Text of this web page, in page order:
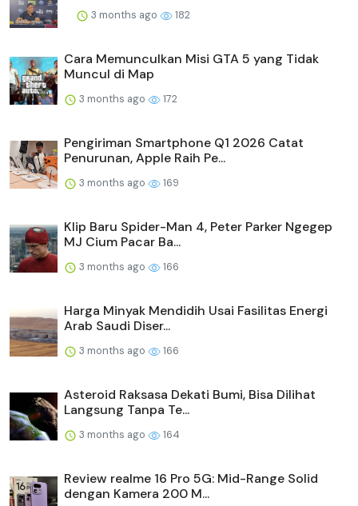
3 months ago 182
Cara Memunculkan Misi GTA 5 yang Tidak
Muncul di Map
3 months ago 172
Pengiriman Smartphone Q1 2026 Catat
Penurunan, Apple Raih Pe...
3 months ago 169
Klip Baru Spider-Man 4, Peter Parker Ngegep
MJ Cium Pacar Ba...
3 months ago 166
Harga Minyak Mendidih Usai Fasilitas Energi
Arab Saudi Diser...
3 months ago 166
Asteroid Raksasa Dekati Bumi, Bisa Dilihat
Langsung Tanpa Te...
3 months ago 164
Review realme 16 Pro 5G: Mid-Range Solid
dengan Kamera 200 M...